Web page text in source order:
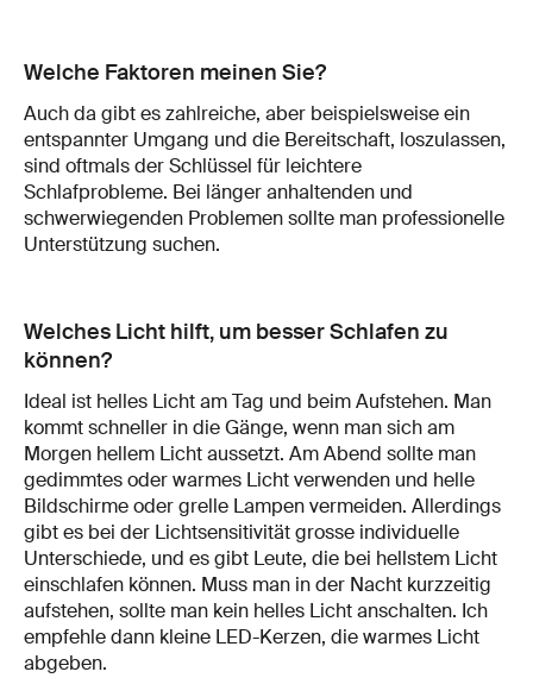
Welche Faktoren meinen Sie?
Auch da gibt es zahlreiche, aber beispielsweise ein
entspannter Umgang und die Bereitschaft, loszulassen,
sind oftmals der Schlüssel für leichtere
Schlafprobleme. Bei länger anhaltenden und
schwerwiegenden Problemen sollte man professionelle
Unterstützung suchen.
Welches Licht hilft, um besser Schlafen zu
können?
Ideal ist helles Licht am Tag und beim Aufstehen. Man
kommt schneller in die Gänge, wenn man sich am
Morgen hellem Licht aussetzt. Am Abend sollte man
gedimmtes oder warmes Licht verwenden und helle
Bildschirme oder grelle Lampen vermeiden. Allerdings
gibt es bei der Lichtsensitivität grosse individuelle
Unterschiede, und es gibt Leute, die bei hellstem Licht
einschlafen können. Muss man in der Nacht kurzzeitig
aufstehen, sollte man kein helles Licht anschalten. Ich
empfehle dann kleine LED-Kerzen, die warmes Licht
abgeben.